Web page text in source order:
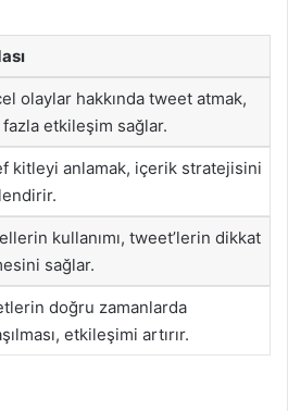
olaylar hakkında tweet atmak,
fazla etkileşim sağlar.
kitleyi anlamak, içerik stratejisini
kullanımı, tweet’lerin dikkat
sağlar.
doğru zamanlarda
etkileşimi artırır.